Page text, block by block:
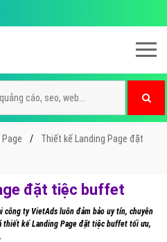
Thiết kế Landing Page đặt
đặt tiệc buffet
ty VietAds luôn đảm bảo uy tín, chuyên
thiết kế Landing Page đặt tiệc buffet tối ưu,